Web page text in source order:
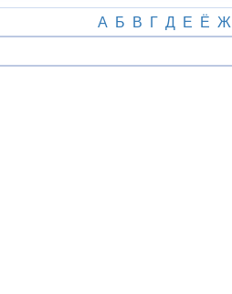
А Б В Г Д Е Ё Ж